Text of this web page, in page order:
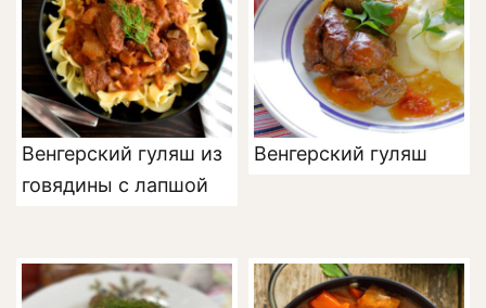
Венгерский гуляш из
говядины с лапшой
Венгерский гуляш